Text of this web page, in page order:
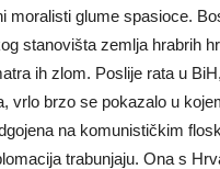
moralisti glume spasioce.
stanovišta zemlja hrabrih
ih zlom. Poslije rata u
vrlo brzo se pokazalo u
na komunističkim
trabunjaju. Ona s